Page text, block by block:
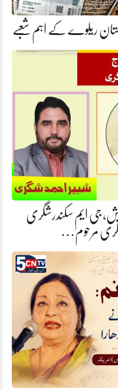
ریلوے کے اہم شعبے
جی ایم سکندرشگری
مرحوم…